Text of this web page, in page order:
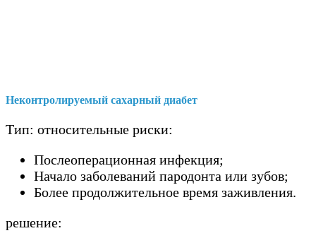
Неконтролируемый сахарный диабет
Тип: относительные риски:
Послеоперационная инфекция;
Начало заболеваний пародонта или зубов;
Более продолжительное время заживления.
решение: